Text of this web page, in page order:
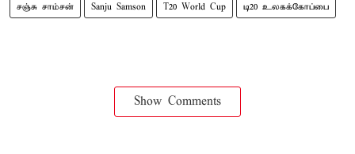
சஞ்சு சாம்சன் Sanju Samson T20 World Cup டி20 உலகக்கோப்பை
Show Comments